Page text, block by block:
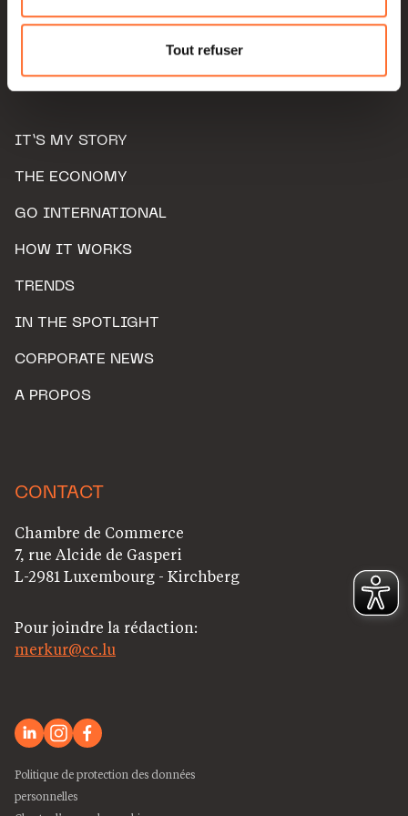
Pour de plus amples informations sur la manière dont
nous utilisons lescookies et sommes amenés à traiter
Charte d’usage des cookieset notrePolitique de
Tout refuser
IT’S MY STORY
THE ECONOMY
GO INTERNATIONAL
HOW IT WORKS
TRENDS
IN THE SPOTLIGHT
CORPORATE NEWS
A PROPOS
CONTACT
Chambre de Commerce
7, rue Alcide de Gasperi
L-2981 Luxembourg - Kirchberg
Pour joindre la rédaction:
merkur@cc.lu
Politique de protection des données
personnelles